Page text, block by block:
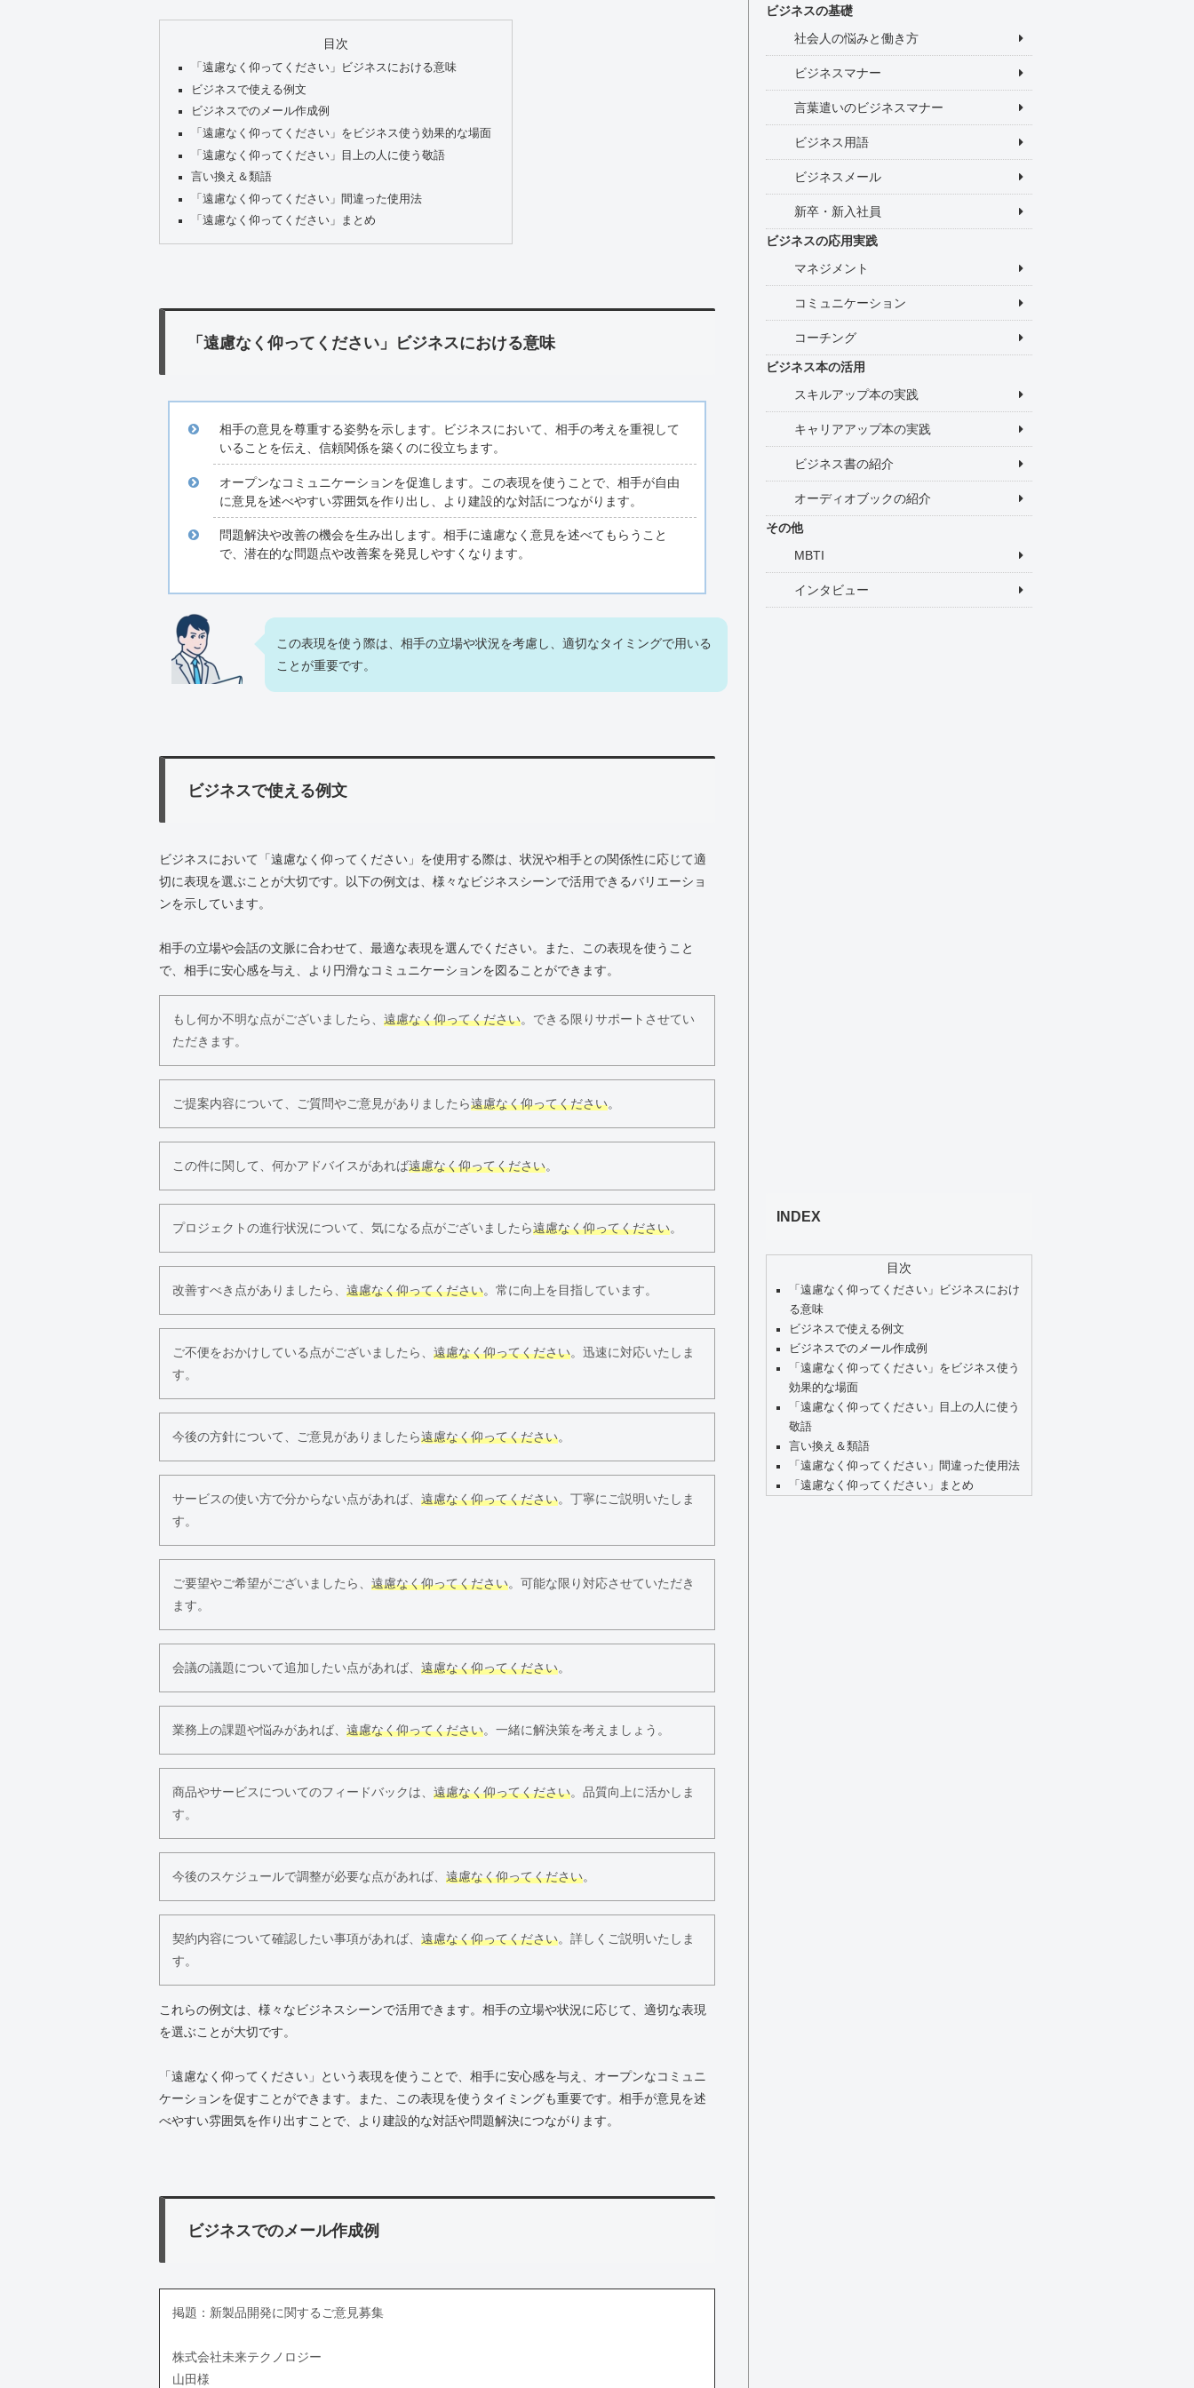
目次
「遠慮なく仰ってください」ビジネスにおける意味
ビジネスで使える例文
ビジネスでのメール作成例
「遠慮なく仰ってください」をビジネス使う効果的な場面
「遠慮なく仰ってください」目上の人に使う敬語
言い換え＆類語
「遠慮なく仰ってください」間違った使用法
「遠慮なく仰ってください」まとめ
「遠慮なく仰ってください」ビジネスにおける意味
相手の意見を尊重する姿勢を示します。ビジネスにおいて、相手の考えを重視して
いることを伝え、信頼関係を築くのに役立ちます。
オープンなコミュニケーションを促進します。この表現を使うことで、相手が自由
に意見を述べやすい雰囲気を作り出し、より建設的な対話につながります。
問題解決や改善の機会を生み出します。相手に遠慮なく意見を述べてもらうこと
で、潜在的な問題点や改善案を発見しやすくなります。
この表現を使う際は、相手の立場や状況を考慮し、適切なタイミングで用いる
ことが重要です。
ビジネスで使える例文
ビジネスにおいて「遠慮なく仰ってください」を使用する際は、状況や相手との関係性に応じて適
切に表現を選ぶことが大切です。以下の例文は、様々なビジネスシーンで活用できるバリエーショ
ンを示しています。
相手の立場や会話の文脈に合わせて、最適な表現を選んでください。また、この表現を使うこと
で、相手に安心感を与え、より円滑なコミュニケーションを図ることができます。
もし何か不明な点がございましたら、 遠慮なく仰ってください。できる限りサポートさせてい
ただきます。
ご提案内容について、ご質問やご意見がありましたら遠慮なく仰ってください。
この件に関して、何かアドバイスがあれば遠慮なく仰ってください。
プロジェクトの進行状況について、気になる点がございましたら遠慮なく仰ってください。
改善すべき点がありましたら、 遠慮なく仰ってください。常に向上を目指しています。
ご不便をおかけしている点がございましたら、 遠慮なく仰ってください。迅速に対応いたしま
す。
今後の方針について、ご意見がありましたら遠慮なく仰ってください。
サービスの使い方で分からない点があれば、 遠慮なく仰ってください。丁寧にご説明いたしま
す。
ご要望やご希望がございましたら、 遠慮なく仰ってください。可能な限り対応させていただき
ます。
会議の議題について追加したい点があれば、 遠慮なく仰ってください。
業務上の課題や悩みがあれば、 遠慮なく仰ってください。一緒に解決策を考えましょう。
商品やサービスについてのフィードバックは、 遠慮なく仰ってください。品質向上に活かしま
す。
今後のスケジュールで調整が必要な点があれば、 遠慮なく仰ってください。
契約内容について確認したい事項があれば、 遠慮なく仰ってください。詳しくご説明いたしま
す。
これらの例文は、様々なビジネスシーンで活用できます。相手の立場や状況に応じて、適切な表現
を選ぶことが大切です。
「遠慮なく仰ってください」という表現を使うことで、相手に安心感を与え、オープンなコミュニ
ケーションを促すことができます。また、この表現を使うタイミングも重要です。相手が意見を述
べやすい雰囲気を作り出すことで、より建設的な対話や問題解決につながります。
ビジネスでのメール作成例
掲題：新製品開発に関するご意見募集
株式会社未来テクノロジー
山田様
ビジネスの基礎
社会人の悩みと働き方
ビジネスマナー
言葉遣いのビジネスマナー
ビジネス用語
ビジネスメール
新卒・新入社員
ビジネスの応用実践
マネジメント
コミュニケーション
コーチング
ビジネス本の活用
スキルアップ本の実践
キャリアアップ本の実践
ビジネス書の紹介
オーディオブックの紹介
その他
MBTI
インタビュー
INDEX
目次
「遠慮なく仰ってください」ビジネスにおけ
る意味
ビジネスで使える例文
ビジネスでのメール作成例
「遠慮なく仰ってください」をビジネス使う
効果的な場面
「遠慮なく仰ってください」目上の人に使う
敬語
言い換え＆類語
「遠慮なく仰ってください」間違った使用法
「遠慮なく仰ってください」まとめ